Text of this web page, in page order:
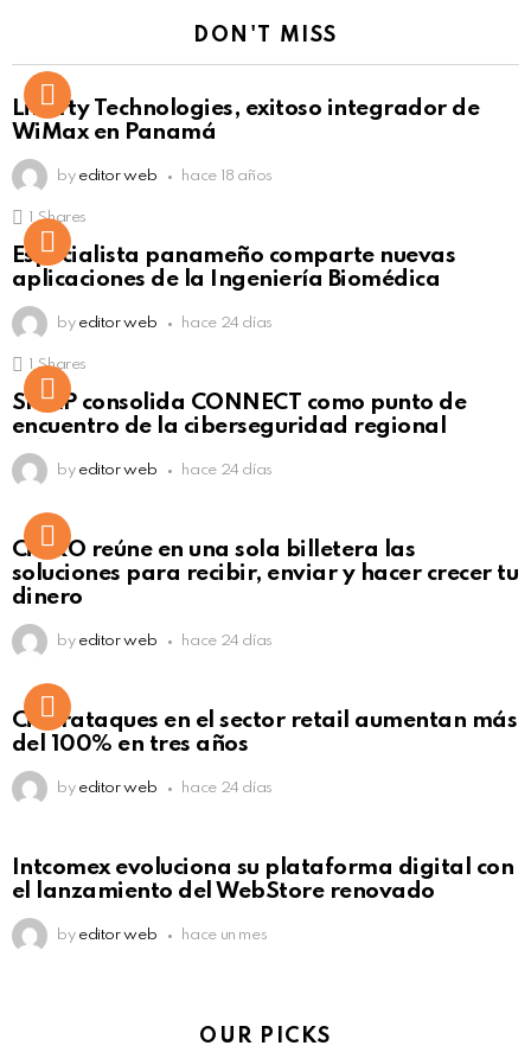
DON'T MISS
Liberty Technologies, exitoso integrador de
WiMax en Panamá
by editor web hace 18 años
Click to view this post
Shares
Especialista panameño comparte nuevas
aplicaciones de la Ingeniería Biomédica
by editor web hace 24 días
Click to view this post
Shares
SISAP consolida CONNECT como punto de
encuentro de la ciberseguridad regional
by editor web hace 24 días
Not Safe For Work
Click to view this post
CiNKO reúne en una sola billetera las
soluciones para recibir, enviar y hacer crecer tu
dinero
by editor web hace 24 días
Ciberataques en el sector retail aumentan más
del 100% en tres años
by editor web hace 24 días
Intcomex evoluciona su plataforma digital con
el lanzamiento del WebStore renovado
by editor web hace un mes
OUR PICKS